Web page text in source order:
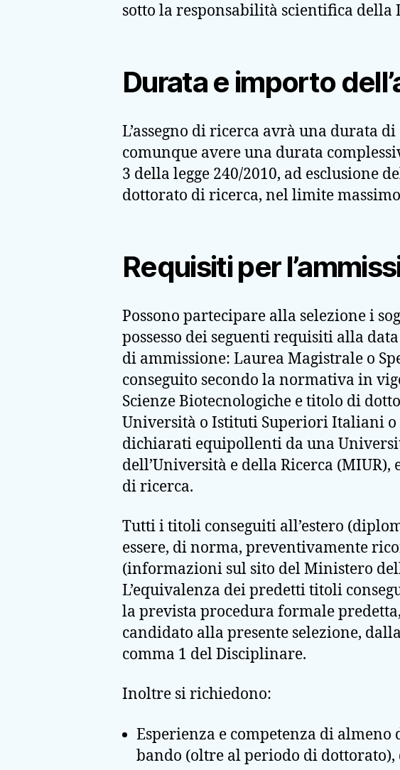
sotto la responsabilità scientifica della
Durata e importo
L’assegno di ricerca avrà una durata
comunque avere una durata
3 della legge 240/2010, ad esclusione
dottorato di ricerca, nel limite
Requisiti per
Possono partecipare alla selezione i
possesso dei seguenti requisiti alla
di ammissione: Laurea Magistrale o
conseguito secondo la normativa in
Scienze Biotecnologiche e titolo di
Università o Istituti Superiori Italiani
dichiarati equipollenti da una
dell’Università e della Ricerca
di ricerca.
Tutti i titoli conseguiti all’estero
essere, di norma, preventivamente
(informazioni sul sito del Ministero
L’equivalenza dei predetti titoli
la prevista procedura formale
candidato alla presente selezione,
comma 1 del Disciplinare.
Inoltre si richiedono:
Esperienza e competenza di
bando (oltre al periodo di